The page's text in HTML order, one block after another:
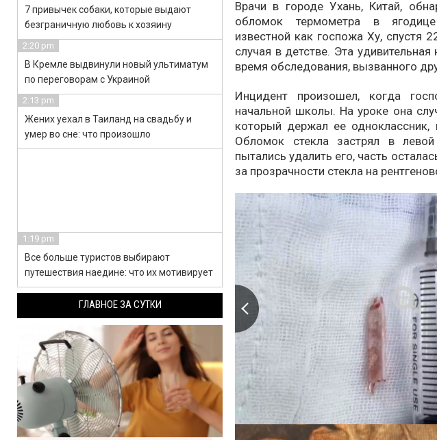
Врачи в городе Ухань, Китай,
обломок термометра в
известной как госпожа Ху, спустя
случая в детстве. Эта
время обследования, вызванного
Инцидент произошел, когда
начальной школы. На уроке она
который держал ее одноклассник,
Обломок стекла застрял в
пытались удалить его, часть
за прозрачности стекла на
7 привычек собаки, которые выдают
безграничную любовь к хозяину
2:20 pm
В Кремле выдвинули новый ультиматум
по переговорам с Украиной
2:13 pm
Жених уехал в Таиланд на свадьбу и
умер во сне: что произошло
1:19 pm
Все больше туристов выбирают
путешествия наедине: что их мотивирует
ГЛАВНОЕ ЗА СУТКИ